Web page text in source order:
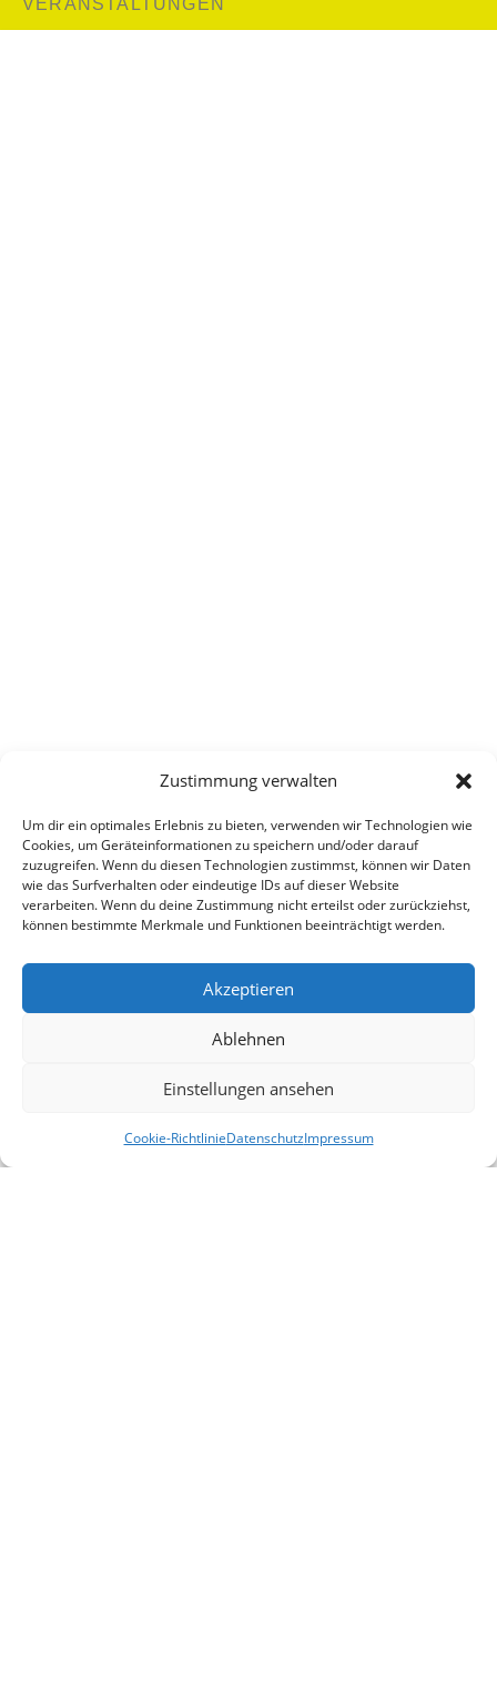
Zustimmung verwalten
Um dir ein optimales Erlebnis zu bieten, verwenden wir Technologien wie
Cookies, um Geräteinformationen zu speichern und/oder darauf
zuzugreifen. Wenn du diesen Technologien zustimmst, können wir Daten
wie das Surfverhalten oder eindeutige IDs auf dieser Website
verarbeiten. Wenn du deine Zustimmung nicht erteilst oder zurückziehst,
können bestimmte Merkmale und Funktionen beeinträchtigt werden.
Akzeptieren
Ablehnen
Einstellungen ansehen
Cookie-RichtlinieDatenschutzImpressum
VERANSTALTUNGEN